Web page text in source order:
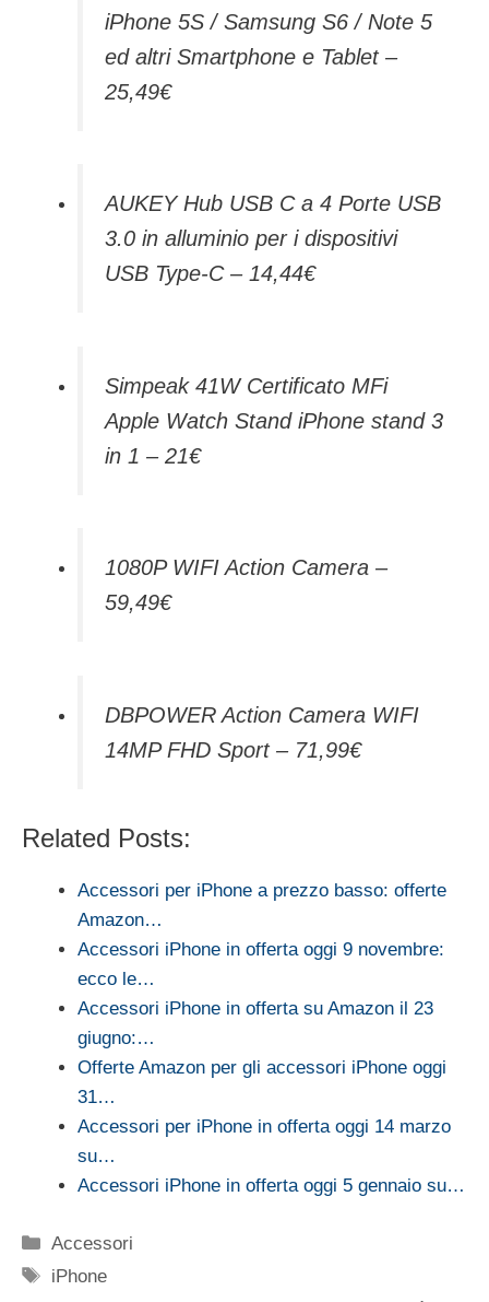
iPhone 5S / Samsung S6 / Note 5
ed altri Smartphone e Tablet –
25,49€
AUKEY Hub USB C a 4 Porte USB
3.0 in alluminio per i dispositivi
USB Type-C – 14,44€
Simpeak 41W Certificato MFi
Apple Watch Stand iPhone stand 3
in 1 – 21€
1080P WIFI Action Camera –
59,49€
DBPOWER Action Camera WIFI
14MP FHD Sport – 71,99€
Related Posts:
Accessori per iPhone a prezzo basso: offerte
Amazon…
Accessori iPhone in offerta oggi 9 novembre:
ecco le…
Accessori iPhone in offerta su Amazon il 23
giugno:…
Offerte Amazon per gli accessori iPhone oggi
31…
Accessori per iPhone in offerta oggi 14 marzo
su…
Accessori iPhone in offerta oggi 5 gennaio su…
Categorie
Accessori
Tag
iPhone